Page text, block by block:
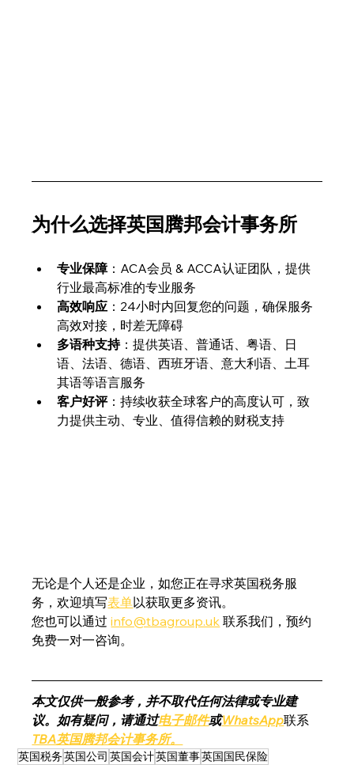
为什么选择英国腾邦会计事务所
专业保障：ACA会员 & ACCA认证团队，提供
行业最高标准的专业服务
高效响应 ：24小时内回复您的问题，确保服务
高效对接，时差无障碍
多语种支持：提供英语、普通话、粤语、日
语、法语、德语、西班牙语、意大利语、土耳
其语等语言服务
客户好评：持续收获全球客户的高度认可，致
力提供主动、专业、值得信赖的财税支持
无论是个人还是企业，如您正在寻求英国税务服
务，欢迎填写表单以获取更多资讯。
您也可以通过 info@tbagroup.uk 联系我们，预约
免费一对一咨询。
本文仅供一般参考，并不取代任何法律或专业建
议。如有疑问，请通过电子邮件或WhatsApp联系
TBA英国腾邦会计事务所。
英国税务英国公司 英国会计英国董事英国国民保险